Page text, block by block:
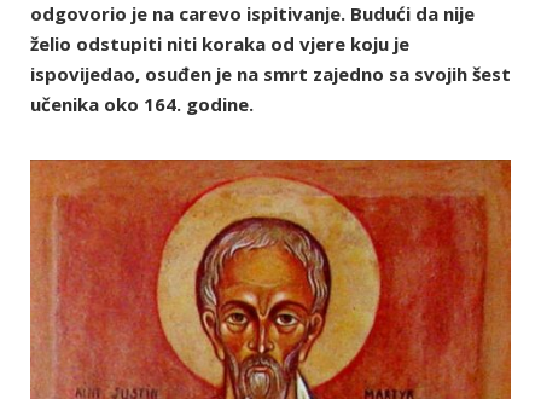
odgovorio je na carevo ispitivanje. Budući da nije
želio odstupiti niti koraka od vjere koju je
ispovijedao, osuđen je na smrt zajedno sa svojih šest
učenika oko 164. godine.